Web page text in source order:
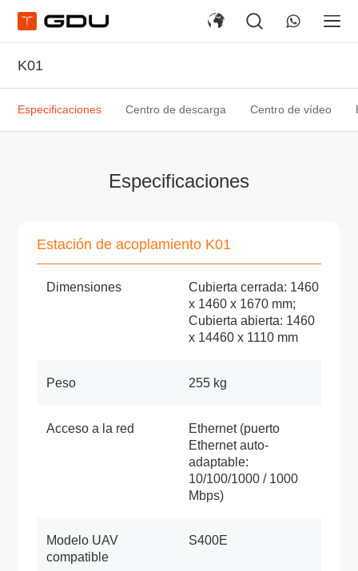
K01
Especificaciones Centro de descarga Centro de vídeo
Especificaciones
Estación de acoplamiento K01
Dimensiones
Cubierta cerrada: 1460
x 1460 x 1670 mm;
Cubierta abierta: 1460
x 14460 x 1110 mm
Peso 255 kg
Acceso a la red
Ethernet (puerto
Ethernet auto-
adaptable:
10/100/1000 / 1000
Mbps)
Modelo UAV
compatible
S400E